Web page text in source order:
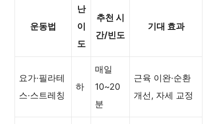
운동법
난
이
도
추천 시
간/빈도
기대 효과
요가·필라테
스·스트레칭
하
매일
10~20
분
근육 이완·순환
개선, 자세 교정